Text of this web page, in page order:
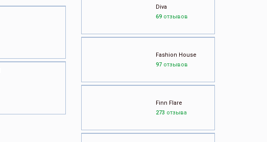
Diva
69отзывов
Fashion House
97отзывов
Finn Flare
273 отзыва